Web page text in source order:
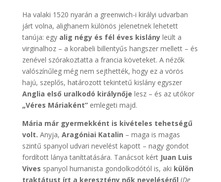
Ha valaki 1520 nyarán a greenwich-i királyi udvarban
járt volna, alighanem különös jelenetnek lehetett
tanúja: egy alig négy és fél éves kislányleült a
virginalhoz – a korabeli billentyűs hangszer mellett – és
zenével szórakoztatta a francia követeket. A nézők
valószínűleg még nem sejthették, hogy ez a vörös
hajú, szeplős, határozott tekintetű kislány egyszer
Anglia első uralkodó királynője lesz – és az utókor
„Véres Máriaként”emlegeti majd.
Mária már gyermekként is kivételes tehetségű
volt. Anyja, Aragóniai Katalin – maga is magas
szintű spanyol udvari nevelést kapott – nagy gondot
fordított lánya taníttatására. Tanácsot kért Juan Luis
Vives spanyol humanista gondolkodótól is, aki külön
traktátust írt a keresztény nők neveléséről (De